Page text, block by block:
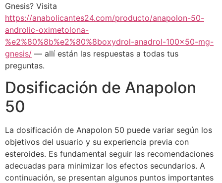
Gnesis? Visita
https://anabolicantes24.com/producto/anapolon-50-
androlic-oximetolona-
%e2%80%8b%e2%80%8boxydrol-anadrol-100×50-mg-
gnesis/ — allí están las respuestas a todas tus
preguntas.
Dosificación de Anapolon
50
La dosificación de Anapolon 50 puede variar según los
objetivos del usuario y su experiencia previa con
esteroides. Es fundamental seguir las recomendaciones
adecuadas para minimizar los efectos secundarios. A
continuación, se presentan algunos puntos importantes